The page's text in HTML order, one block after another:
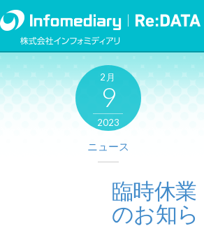
2月
9
2023
ニュース
臨時休業
のお知ら